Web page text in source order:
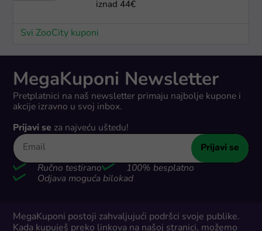
iznad 44€
Svi ZooCity kuponi
MegaKuponi Newsletter
Pretplatnici na naš newsletter primaju najbolje kupone i
akcije izravno u svoj inbox.
Prijavi se za najveću uštedu!
Prijavi se
Ručno testirano
100% besplatno
Odjava moguća bilokad
MegaKuponi postoji zahvaljujući podršci svoje publike.
Kada kupuješ preko linkova na našoj stranici, možemo